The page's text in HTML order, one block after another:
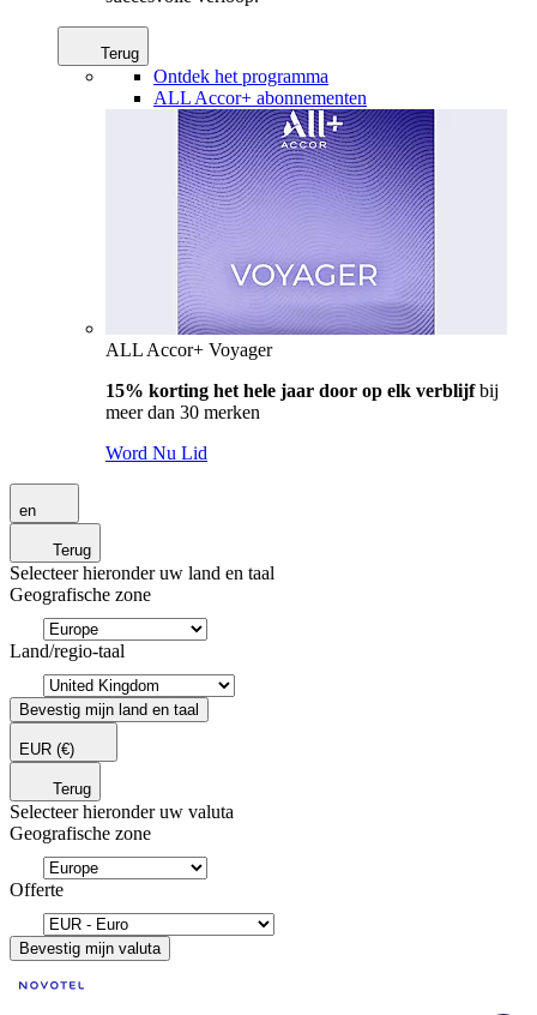
Terug
Ontdek het programma
ALL Accor+ abonnementen
ALL Accor+ Voyager
15% korting het hele jaar door op elk verblijfbij
meer dan 30 merken
Word Nu Lid
en
Terug
Selecteer hieronder uw land en taal
Geografische zone
Land/regio-taal
Bevestig mijn land en taal
EUR (€)
Terug
Selecteer hieronder uw valuta
Geografische zone
Offerte
Bevestig mijn valuta